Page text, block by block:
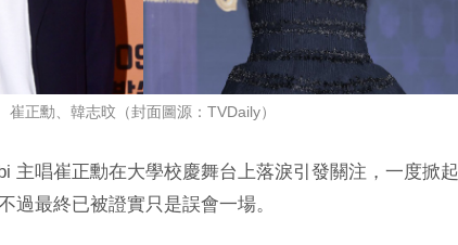
崔正勳、韓志旼（封面圖源：TVDaily）
主唱崔正勳在大學校慶舞台上落淚引發關注，一度掀起
過最終已被證實只是誤會一場。